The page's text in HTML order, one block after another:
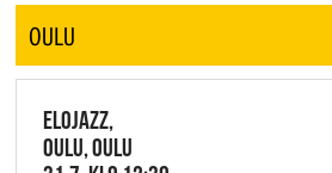
OULU
ELOJAZZ,
OULU, OULU